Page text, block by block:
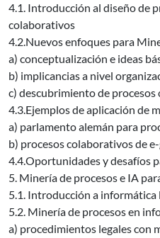
4.1. Introducción al diseño de
colaborativos
4.2.Nuevos enfoques para
a) conceptualización e ideas
b) implicancias a nivel
c) descubrimiento de
4.3.Ejemplos de aplicación de
a) parlamento alemán para
b) procesos colaborativos de
4.4.Oportunidades y desafíos
5. Minería de procesos e IA
5.1. Introducción a informática
5.2. Minería de procesos en
a) procedimientos legales con